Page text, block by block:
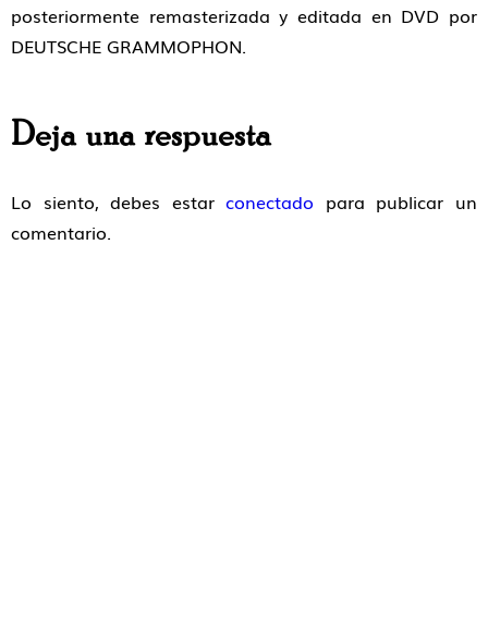
posteriormente remasterizada y editada en DVD por
DEUTSCHE GRAMMOPHON.
Deja una respuesta
Lo siento, debes estarconectado para publicar un
comentario.